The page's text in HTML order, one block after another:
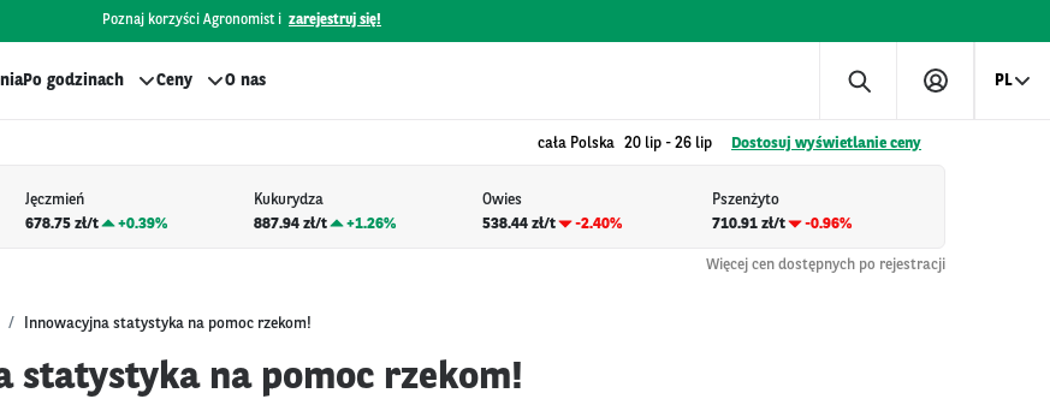
Poznaj korzyści Agronomist i zarejestruj się!
Po godzinach Ceny O nas PL
cała Polska 20 lip - 26 lip Dostosuj wyświetlanie ceny
Jęczmień
678.75 zł/t
+0.39%
Kukurydza
887.94 zł/t
+1.26%
Owies
538.44 zł/t
-2.40%
Pszenżyto
710.91 zł/t
-0.96%
Więcej cen dostępnych po rejestracji
Innowacyjna statystyka na pomoc rzekom!
statystyka na pomoc rzekom!